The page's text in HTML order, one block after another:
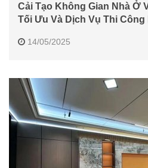
Cải Tạo Không Gian Nhà Ở
Tối Ưu Và Dịch Vụ Thi
14/05/2025